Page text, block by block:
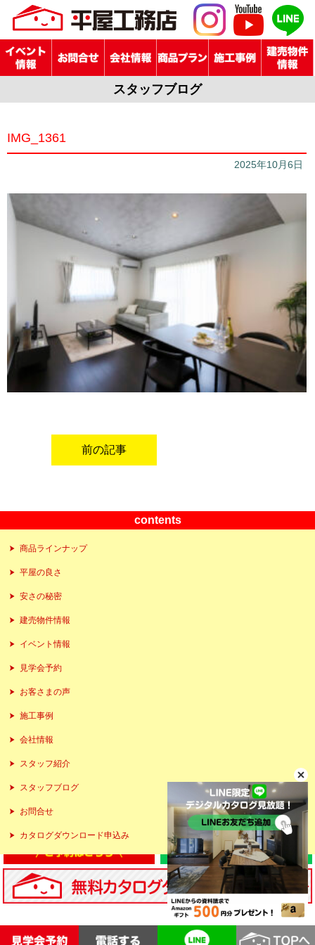
スタッフブログ
IMG_1361
2025年10月6日
前の記事
contents
商品ラインナップ
平屋の良さ
安さの秘密
建売物件情報
イベント情報
見学会予約
お客さまの声
施工事例
会社情報
スタッフ紹介
スタッフブログ
お問合せ
カタログダウンロード申込み